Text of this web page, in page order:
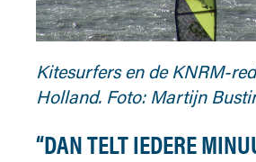
Kitesurfers en de KNRM-
Holland. Foto: Martijn
“DAN TELT IEDERE